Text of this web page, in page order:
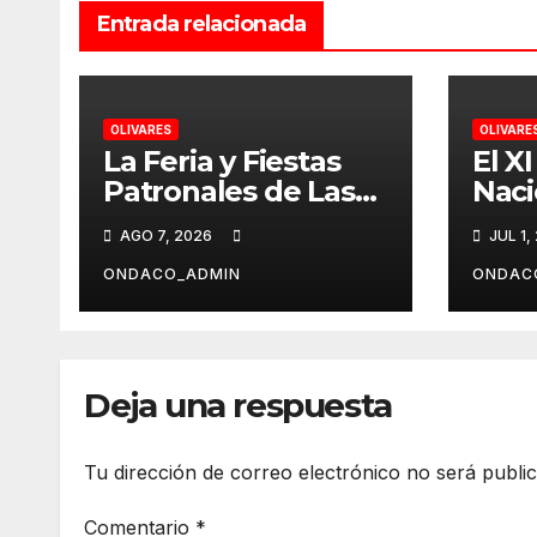
Entrada relacionada
OLIVARES
La Feria y Fiestas
Patronales de Las
Nieves 2026
AGO 7, 2026
ONDACO_ADMIN
El
de
de
JUL 1,
Deja una respuesta
Tu dirección de correo electrónico no será
Comentario *